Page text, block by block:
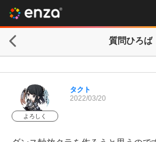
質問ひろば
よろしく
タクト
2022/03/20